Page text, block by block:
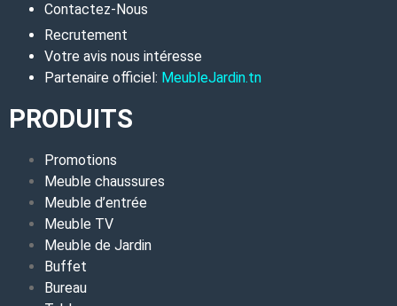
Contactez-Nous
Recrutement
Votre avis nous intéresse
Partenaire officiel: MeubleJardin.tn
PRODUITS
Promotions
Meuble chaussures
Meuble d’entrée
Meuble TV
Meuble de Jardin
Buffet
Bureau